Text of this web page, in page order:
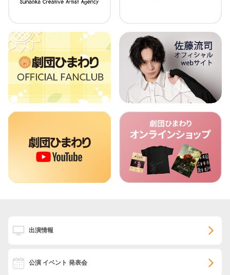
出演情報
公演 イベント 発表会